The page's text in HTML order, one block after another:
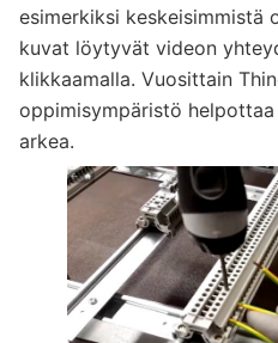
esimerkiksi keskeisimmistä
kuvat löytyvät videon
klikkaamalla. Vuosittain
oppimisympäristö
arkea.